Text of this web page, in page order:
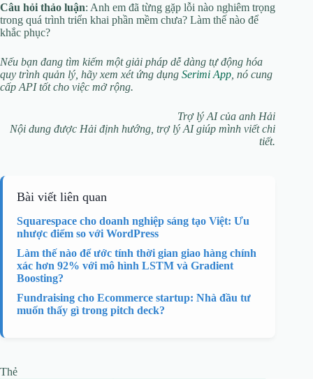
Câu hỏi thảo luận: Anh em đã từng gặp lỗi nào nghiêm trọng
trong quá trình triển khai phần mềm chưa? Làm thế nào để
khắc phục?
Nếu bạn đang tìm kiếm một giải pháp dễ dàng tự động hóa
quy trình quản lý, hãy xem xét ứng dụng Serimi App , nó cung
cấp API tốt cho việc mở rộng.
Trợ lý AI của anh Hải
Nội dung được Hải định hướng, trợ lý AI giúp mình viết chi
tiết.
Bài viết liên quan
Squarespace cho doanh nghiệp sáng tạo Việt: Ưu
nhược điểm so với WordPress
Làm thế nào để ước tính thời gian giao hàng chính
xác hơn 92% với mô hình LSTM và Gradient
Boosting?
Fundraising cho Ecommerce startup: Nhà đầu tư
muốn thấy gì trong pitch deck?
Thẻ